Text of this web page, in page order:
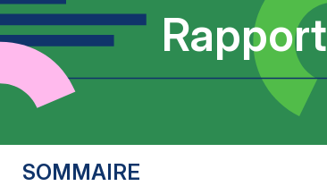
SOMMAIRE